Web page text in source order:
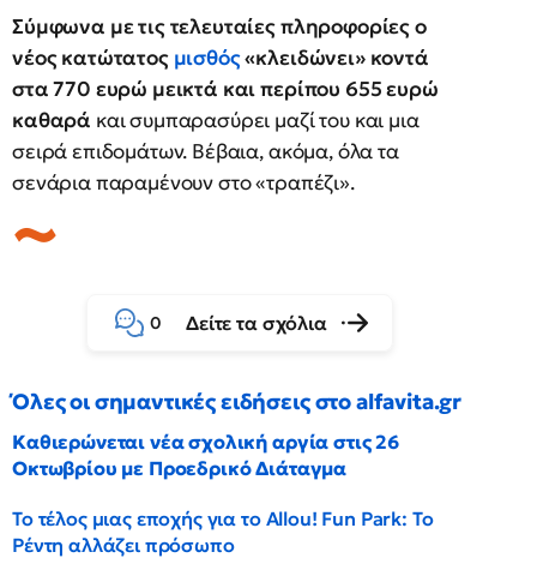
Σύμφωνα με τις τελευταίες πληροφορίες ο
νέος κατώτατος μισθός«κλειδώνει» κοντά
στα 770 ευρώ μεικτά και περίπου 655 ευρώ
καθαρά και συμπαρασύρει μαζί του και μια
σειρά επιδομάτων. Βέβαια, ακόμα, όλα τα
σενάρια παραμένουν στο «τραπέζι».
0 Δείτε τα σχόλια
Όλες οι σημαντικές ειδήσεις στο alfavita.gr
Καθιερώνεται νέα σχολική αργία στις 26
Οκτωβρίου με Προεδρικό Διάταγμα
Το τέλος μιας εποχής για το Allou! Fun Park: Το
Ρέντη αλλάζει πρόσωπο